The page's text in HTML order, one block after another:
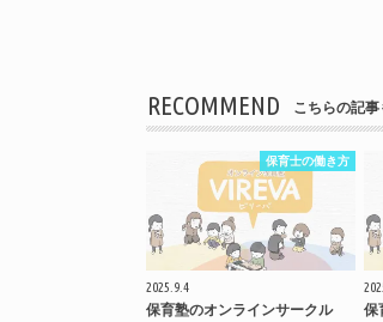
RECOMMEND こちらの記事
保育士の働き方
2025.9.4
保育塾のオンラインサークル
保